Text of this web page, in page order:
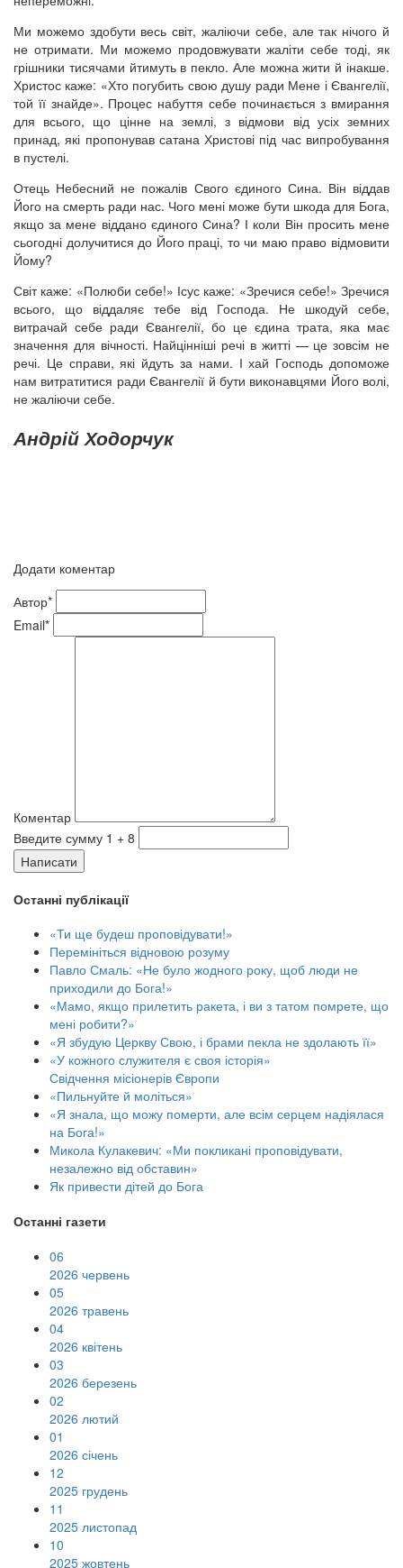
Ми можемо здобути весь світ, жаліючи себе, але так нічого й
не отримати. Ми можемо продовжувати жаліти себе тоді, як
грішники тисячами йтимуть в пекло. Але можна жити й інакше.
Христос каже: «Хто погубить свою душу ради Мене і Євангелії,
той її знайде». Процес набуття себе починається з вмирання
для всього, що цінне на землі, з відмови від усіх земних
принад, які пропонував сатана Христові під час випробування
в пустелі.
Отець Небесний не пожалів Свого єдиного Сина. Він віддав
Його на смерть ради нас. Чого мені може бути шкода для Бога,
якщо за мене віддано єдиного Сина? І коли Він просить мене
сьогодні долучитися до Його праці, то чи маю право відмовити
Йому?
Світ каже: «Полюби себе!» Ісус каже: «Зречися себе!» Зречися
всього, що віддаляє тебе від Господа. Не шкодуй себе,
витрачай себе ради Євангелії, бо це єдина трата, яка має
значення для вічності. Найцінніші речі в житті — це зовсім не
речі. Це справи, які йдуть за нами. І хай Господь допоможе
нам витратитися ради Євангелії й бути виконавцями Його волі,
не жаліючи себе.
Андрій Ходорчук
Додати коментар
Автор*
Email*
Коментар
Введите сумму 1 + 8
Написати
Останні публікації
«Ти ще будеш проповідувати!»
Перемініться відновою розуму
Павло Смаль: «Не було жодного року, щоб люди не
приходили до Бога!»
«Мамо, якщо прилетить ракета, і ви з татом помрете, що
мені робити?»
«Я збудую Церкву Свою, і брами пекла не здолають її»
«У кожного служителя є своя історія»
Свідчення місіонерів Європи
«Пильнуйте й моліться»
«Я знала, що можу померти, але всім серцем надіялася
на Бога!»
Микола Кулакевич: «Ми покликані проповідувати,
незалежно від обставин»
Як привести дітей до Бога
Останні газети
06
2026 червень
05
2026 травень
04
2026 квітень
03
2026 березень
02
2026 лютий
01
2026 січень
12
2025 грудень
11
2025 листопад
10
2025 жовтень